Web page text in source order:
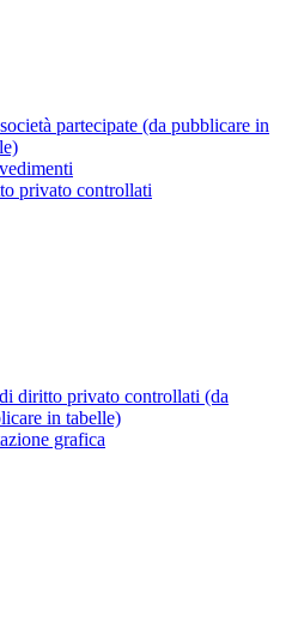
partecipate (da pubblicare in
privato controllati
diritto privato controllati (da
in tabelle)
grafica